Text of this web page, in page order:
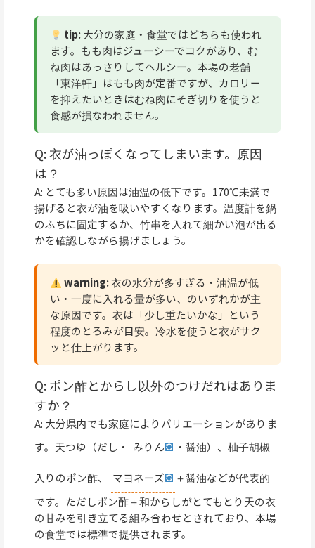
tip:大分の家庭・食堂ではどちらも使われ
ます。もも肉はジューシーでコクがあり、む
ね肉はあっさりしてヘルシー。本場の老舗
「東洋軒」はもも肉が定番ですが、カロリー
を抑えたいときはむね肉にそぎ切りを使うと
食感が損なわれません。
Q: 衣が油っぽくなってしまいます。原因
は？
A: とても多い原因は油温の低下です。170℃未満で
揚げると衣が油を吸いやすくなります。温度計を鍋
のふちに固定するか、竹串を入れて細かい泡が出る
かを確認しながら揚げましょう。
warning:衣の水分が多すぎる・油温が低
い・一度に入れる量が多い、のいずれかが主
な原因です。衣は「少し重たいかな」という
程度のとろみが目安。冷水を使うと衣がサク
ッと仕上がります。
Q: ポン酢とからし以外のつけだれはありま
すか？
A: 大分県内でも家庭によりバリエーションがありま
す。天つゆ（だし・
みりん ・醤油）、柚子胡椒
入りのポン酢、 マヨネーズ
＋醤油などが代表的
です。ただしポン酢＋和からしがとてもとり天の衣
の甘みを引き立てる組み合わせとされており、本場
の食堂では標準で提供されます。